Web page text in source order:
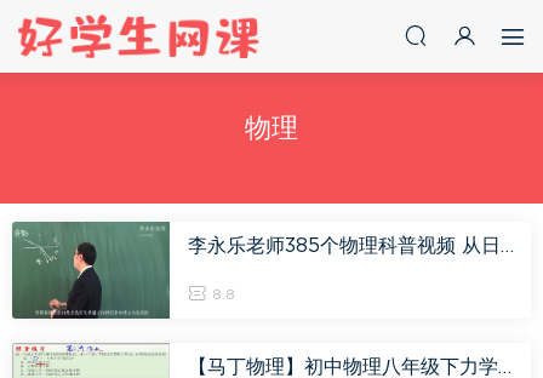
物理
李永乐老师385个物理科普视频 从日常生活中学习物理 百度网盘分享，百度网盘(59.43G)
8.8
【马丁物理】初中物理八年级下力学预习7次(寒假），百度网盘(1.74G)